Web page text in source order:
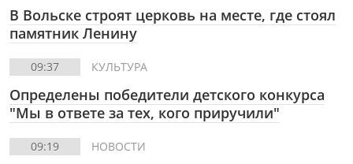
В Вольске строят церковь на месте, где стоял
памятник Ленину
09:37 КУЛЬТУРА
Определены победители детского конкурса
"Мы в ответе за тех, кого приручили"
09:19 НОВОСТИ